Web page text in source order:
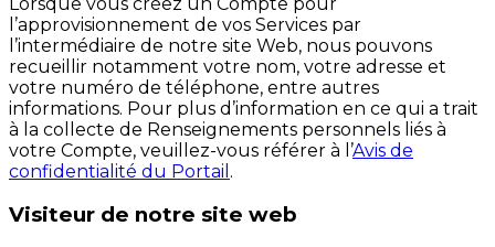
l’approvisionnement de vos Services par
l’intermédiaire de notre site Web, nous pouvons
recueillir notamment votre nom, votre adresse et
votre numéro de téléphone, entre autres
informations. Pour plus d’information en ce qui a trait
à la collecte de Renseignements personnels liés à
votre Compte, veuillez-vous référer à l’Avis de
confidentialité du Portail .
Visiteur de notre site web